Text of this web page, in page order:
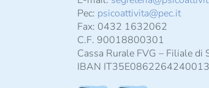
Pec: psicoattivita@pec.it
Fax: 0432 1632062
C.F. 90018800301
Cassa Rurale FVG – Filiale di
IBAN